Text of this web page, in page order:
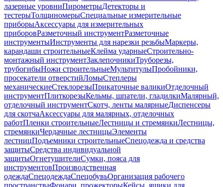
лазерные уровниПирометрыДетекторы и
тестерыТолщиномерыСпециальные измерительные
приборыАксессуары для измерительных
приборовРазметочный инструментРазметочные
инструментыИнструменты для нарезки резьбыМаркеры,
карандаши строительныеКлейма ударныеСтроительно-
монтажный инструментЗаклепочникиТруборезы,
трубогибыНожи строительныеМультитулыПробойники,
просекатели отверстийЛомыСтеплеры
механическиеСтеклорезыПрикаточные валикиОтделочный
инструментПлиткорезыКельмы, шпатели, гладилкиМалярный,
отделочный инструментСкотч, ленты малярныеДиспенсеры
для скотчаАксессуары для малярных, отделочных
работПленки строительныеЛестницы и стремянкиЛестницы,
стремянкиЧердачные лестницыЭлементы
лестницПодъемники строительныеСпецодежда и средства
защитыСредства индивидуальной
защитыОгнетушителиСумки, пояса для
инструментовПроизводственная
одеждаСпецодеждаСпецобувьОрганизация рабочего
пространстваФонари, прожекторыКейсы, ящики для